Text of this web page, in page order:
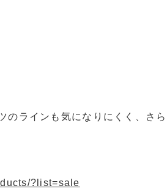
のラインも気になりにくく、さ
?list=sale